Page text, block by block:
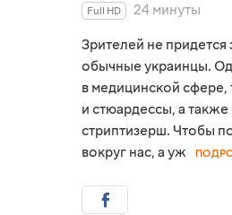
Full HD
24 минуты
Зрителей не
обычные украинцы.
в медицинской сфере,
и стюардессы, а
стриптизерш. Чтобы
вокруг нас, а уж